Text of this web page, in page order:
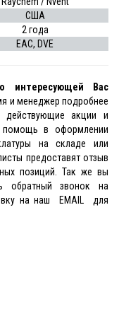
США
2 года
EAC, DVE
интересующей Вас
и менеджер подробнее
действующие акции и
помощь в оформлении
на складе или
предоставят отзыв
позиций. Так же вы
обратный звонок на
на наш EMAIL для